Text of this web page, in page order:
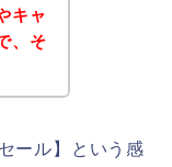
キャ
、そ
ール】という感